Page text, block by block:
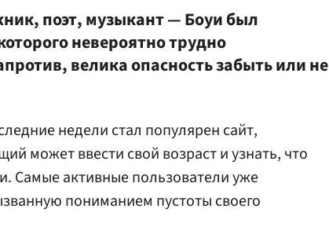
поэт, музыкант — Боуи был
невероятно трудно
велика опасность забыть или не
недели стал популярен сайт,
может ввести свой возраст и узнать, что
Самые активные пользователи уже
пониманием пустоты своего